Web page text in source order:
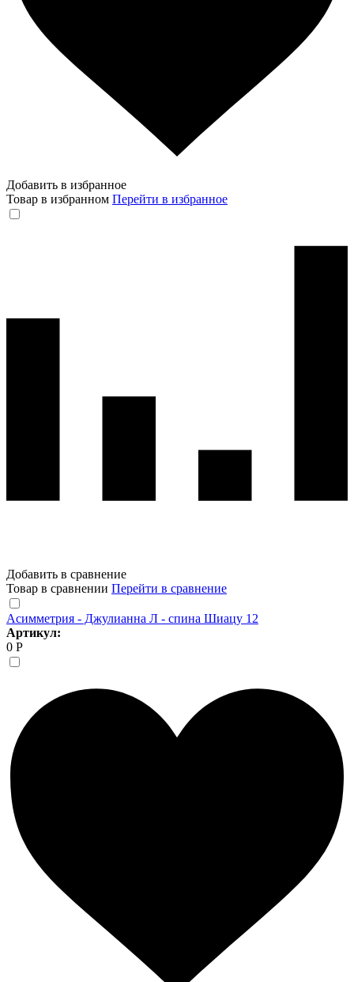
Добавить в избранное
Товар в избранном Перейти в избранное
Добавить в сравнение
Товар в сравнении Перейти в сравнение
Асимметрия - Джулианна Л - спина Шиацу 12
Артикул:
0 Р